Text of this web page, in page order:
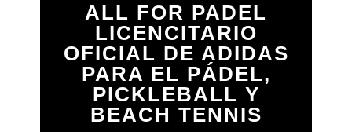
ALL FOR PADEL
LICENCITARIO
OFICIAL DE ADIDAS
PARA EL PÁDEL,
PICKLEBALL Y
BEACH TENNIS